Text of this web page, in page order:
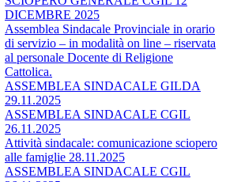
DICEMBRE 2025
Assemblea Sindacale Provinciale in orario
di servizio – in modalità on line – riservata
al personale Docente di Religione
Cattolica.
ASSEMBLEA SINDACALE GILDA
29.11.2025
ASSEMBLEA SINDACALE CGIL
26.11.2025
Attività sindacale: comunicazione sciopero
alle famiglie 28.11.2025
ASSEMBLEA SINDACALE CGIL